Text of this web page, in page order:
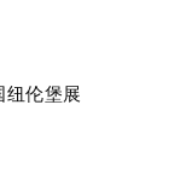
纽伦堡展